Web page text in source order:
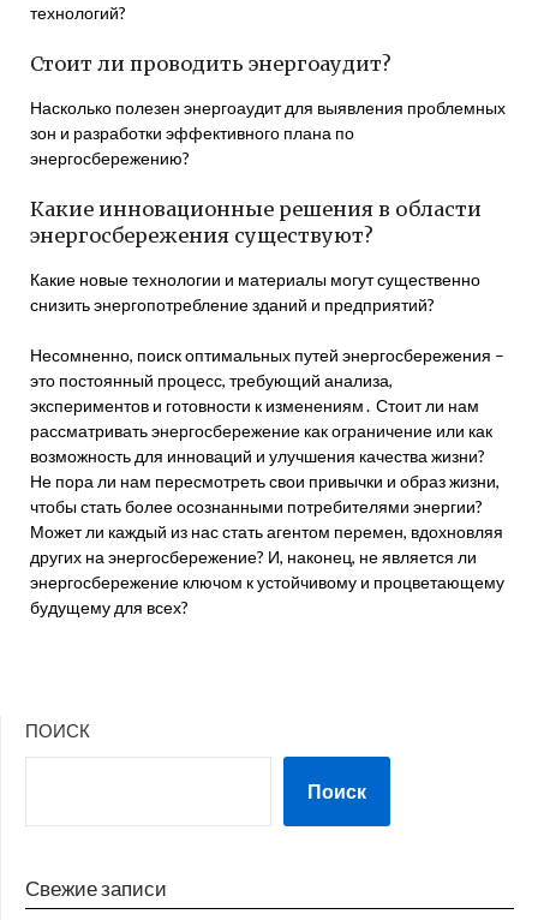
технологий?
Стоит ли проводить энергоаудит?
Насколько полезен энергоаудит для выявления проблемных
зон и разработки эффективного плана по
энергосбережению?
Какие инновационные решения в области
энергосбережения существуют?
Какие новые технологии и материалы могут существенно
снизить энергопотребление зданий и предприятий?
Несомненно, поиск оптимальных путей энергосбережения –
это постоянный процесс, требующий анализа,
экспериментов и готовности к изменениям․ Стоит ли нам
рассматривать энергосбережение как ограничение или как
возможность для инноваций и улучшения качества жизни?
Не пора ли нам пересмотреть свои привычки и образ жизни,
чтобы стать более осознанными потребителями энергии?
Может ли каждый из нас стать агентом перемен, вдохновляя
других на энергосбережение? И, наконец, не является ли
энергосбережение ключом к устойчивому и процветающему
будущему для всех?
ПОИСК
Поиск
Свежие записи